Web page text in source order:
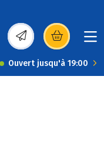
(s’ouvre dans une
Ouvert jusqu'à 19:00